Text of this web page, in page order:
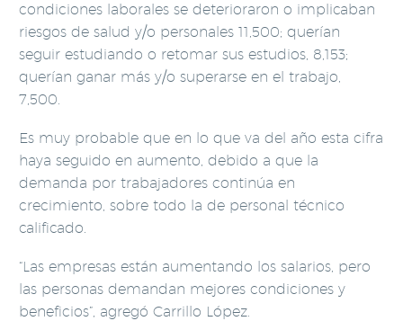
condiciones laborales se deterioraron o implicaban
riesgos de salud y/o personales 11,500; querían
seguir estudiando o retomar sus estudios, 8,153;
querían ganar más y/o superarse en el trabajo,
7,500.
Es muy probable que en lo que va del año esta cifra
haya seguido en aumento, debido a que la
demanda por trabajadores continúa en
crecimiento, sobre todo la de personal técnico
calificado.
“Las empresas están aumentando los salarios, pero
las personas demandan mejores condiciones y
beneficios”, agregó Carrillo López.